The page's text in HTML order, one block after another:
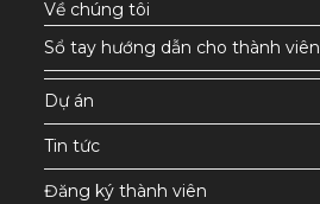
Về chúng tôi
Sổ tay hướng dẫn cho thành viên
Dự án
Tin tức
Đăng ký thành viên